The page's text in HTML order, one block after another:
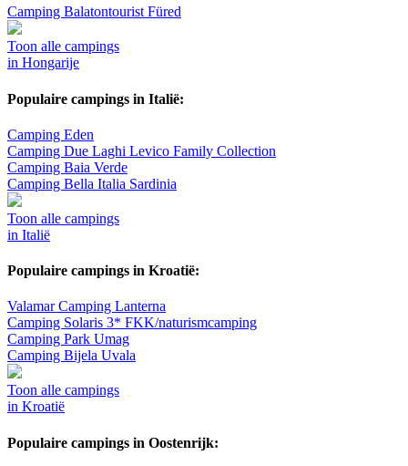
Camping Balatontourist Füred
Toon alle campings
in Hongarije
Populaire campings in Italië:
Camping Eden
Camping Due Laghi Levico Family Collection
Camping Baia Verde
Camping Bella Italia Sardinia
Toon alle campings
in Italië
Populaire campings in Kroatië:
Valamar Camping Lanterna
Camping Solaris 3* FKK/naturismcamping
Camping Park Umag
Camping Bijela Uvala
Toon alle campings
in Kroatië
Populaire campings in Oostenrijk: